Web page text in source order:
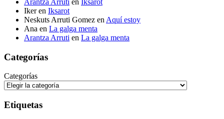
Ikeren Iksarot
Neskuts Arruti Gomez en Aquí estoy
Ana en La galga menta
Arantza Arruti en La galga menta
Categorías
Categorías
Etiquetas